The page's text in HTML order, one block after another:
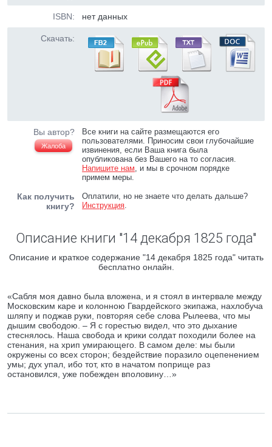
ISBN: нет данных
Скачать:
Вы автор?
Жалоба
Все книги на сайте размещаются его
пользователями. Приносим свои глубочайшие
извинения, если Ваша книга была
опубликована без Вашего на то согласия.
Напишите нам, и мы в срочном порядке
примем меры.
Как получить
книгу?
Оплатили, но не знаете что делать дальше?
Инструкция.
Описание книги "14 декабря 1825 года"
Описание и краткое содержание "14 декабря 1825 года" читать
бесплатно онлайн.
«Сабля моя давно была вложена, и я стоял в интервале между
Московским каре и колонною Гвардейского экипажа, нахлобуча
шляпу и поджав руки, повторяя себе слова Рылеева, что мы
дышим свободою. – Я с горестью видел, что это дыхание
стеснялось. Наша свобода и крики солдат походили более на
стенания, на хрип умирающего. В самом деле: мы были
окружены со всех сторон; бездействие поразило оцепенением
умы; дух упал, ибо тот, кто в начатом поприще раз
остановился, уже побежден вполовину…»